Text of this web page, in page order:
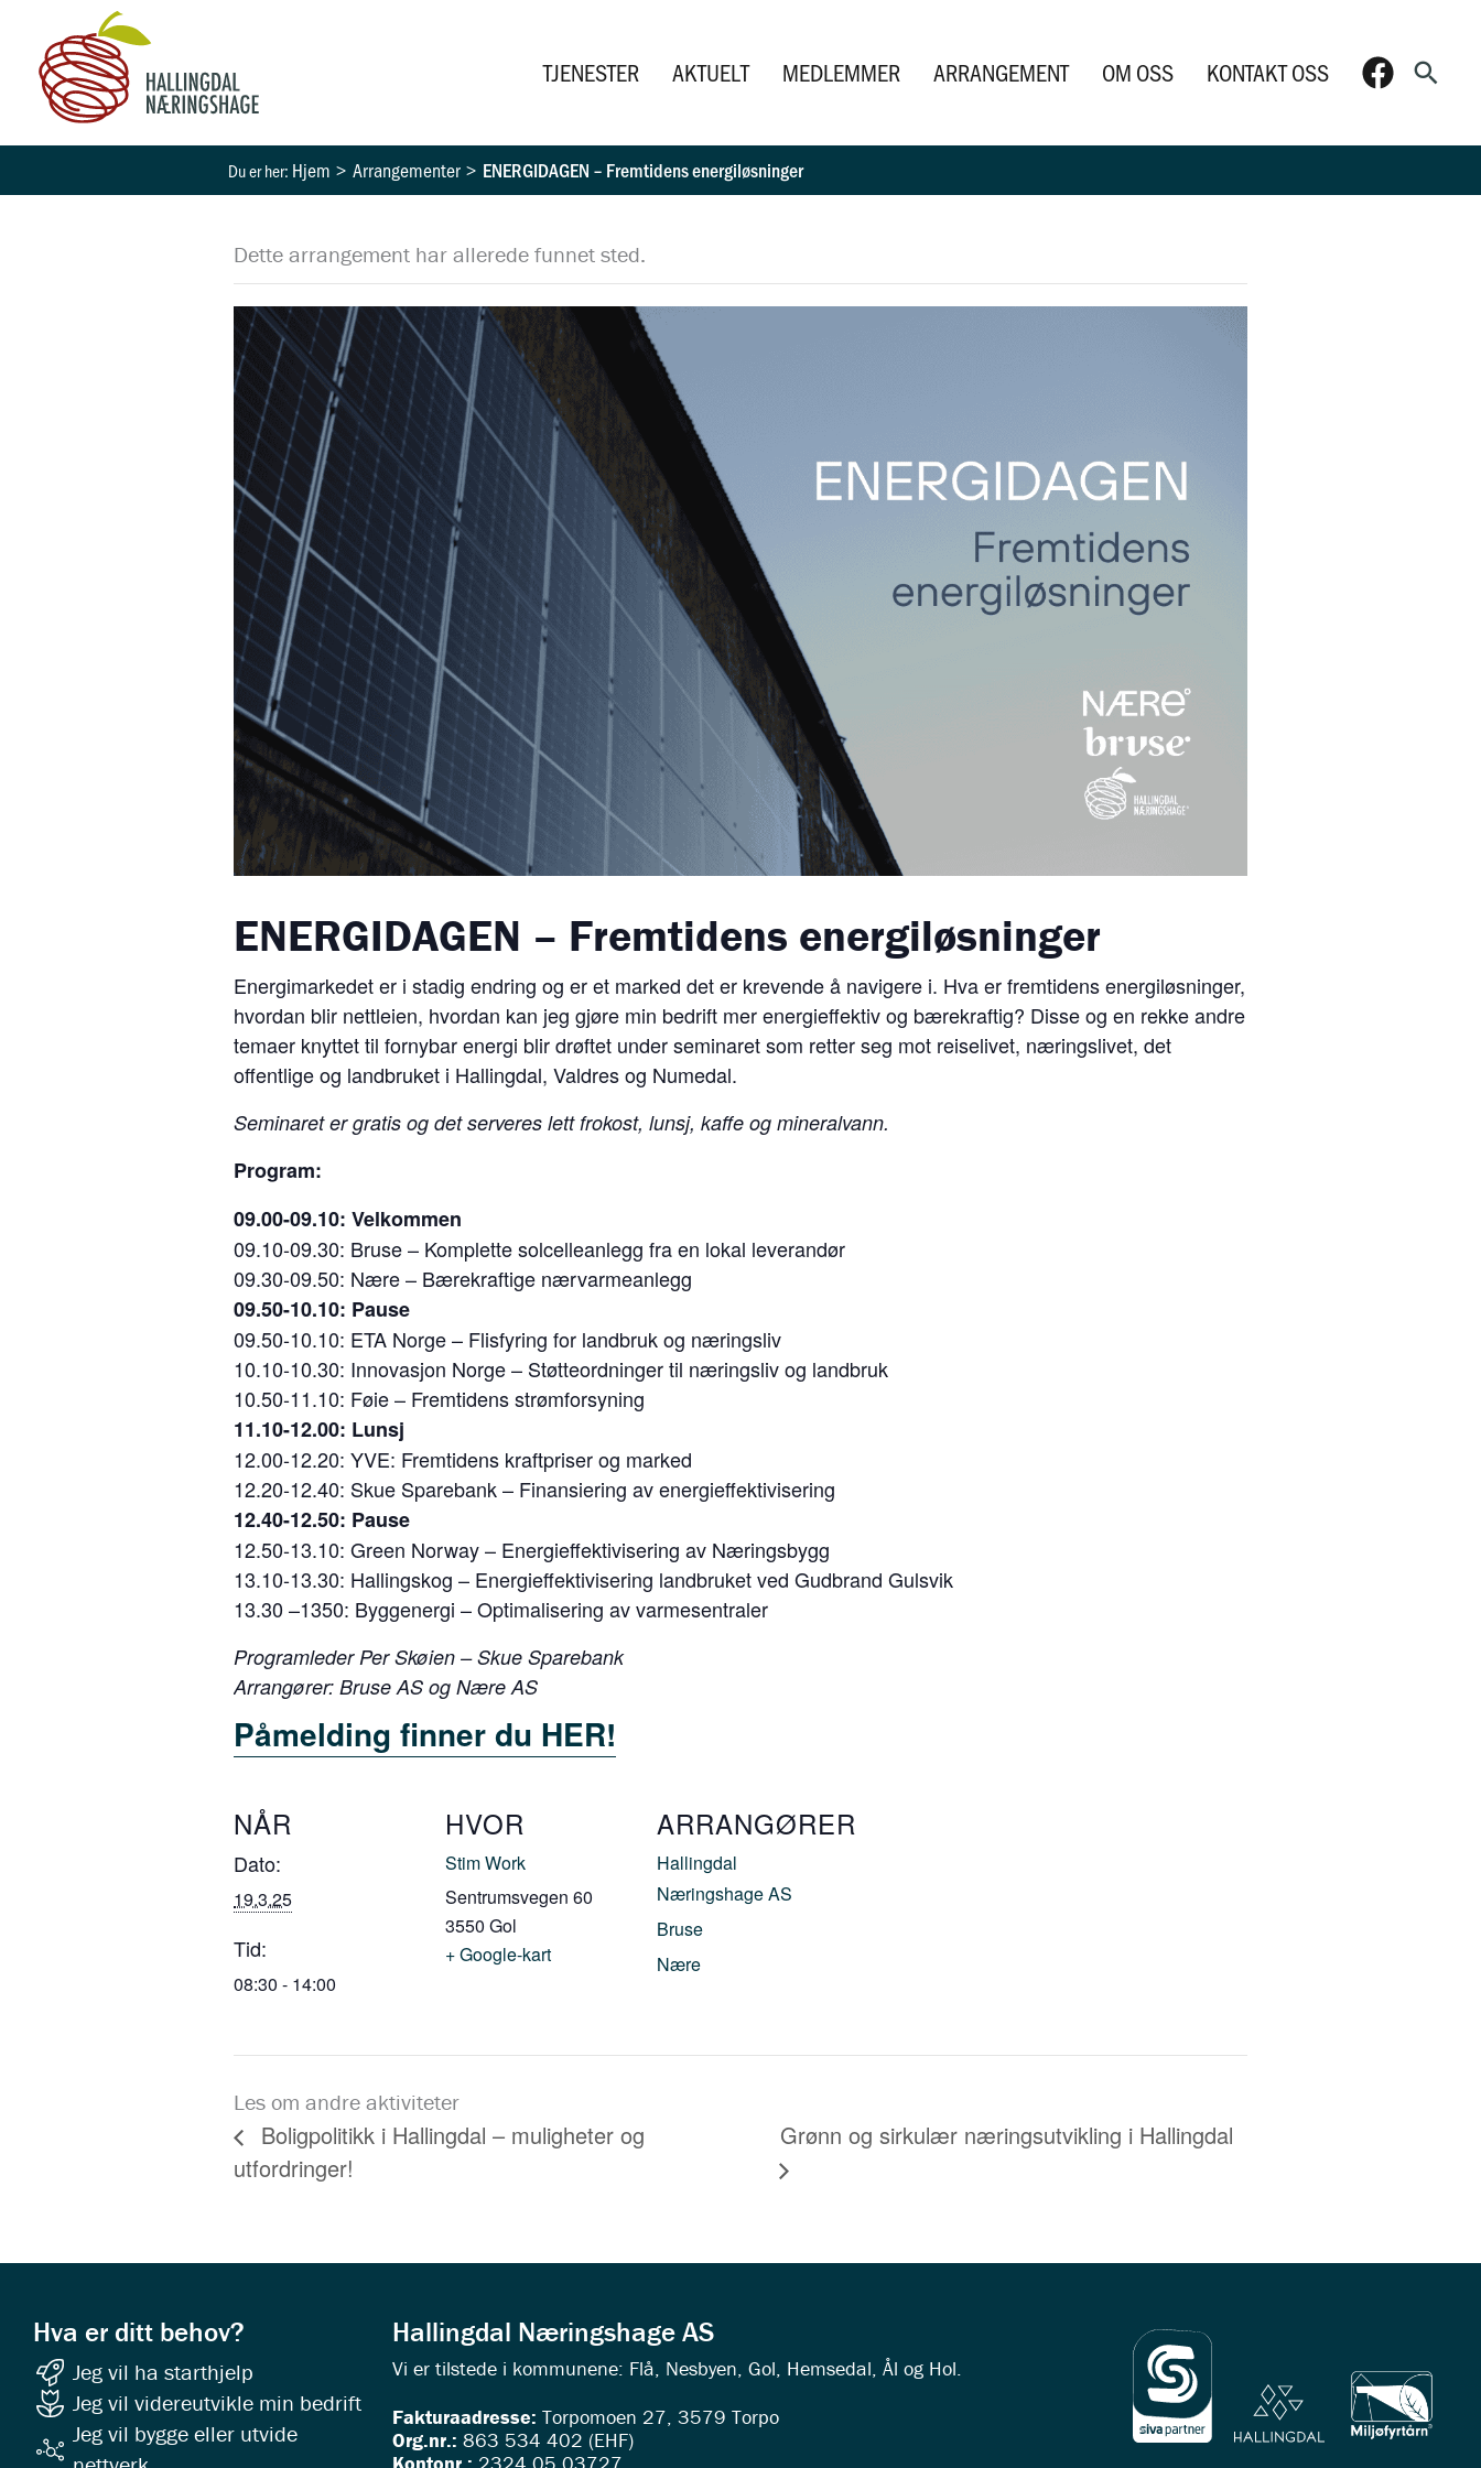
innholdet
TJENESTER AKTUELT MEDLEMMER ARRANGEMENT OM OSS KONTAKT OSS Søk
Hjem Arrangementer ENERGIDAGEN – Fremtidens energiløsninger
Dette arrangement har allerede funnet sted.
ENERGIDAGEN – Fremtidens energiløsninger
Energimarkedet er i stadig endring og er et marked det er krevende å navigere i. Hva er fremtidens energiløsninger,
hvordan blir nettleien, hvordan kan jeg gjøre min bedrift mer energieffektiv og bærekraftig? Disse og en rekke andre
temaer knyttet til fornybar energi blir drøftet under seminaret som retter seg mot reiselivet, næringslivet, det
offentlige og landbruket i Hallingdal, Valdres og Numedal.
Seminaret er gratis og det serveres lett frokost, lunsj, kaffe og mineralvann.
Program:
09.00-09.10: Velkommen
09.10-09.30: Bruse – Komplette solcelleanlegg fra en lokal leverandør
09.30-09.50: Nære – Bærekraftige nærvarmeanlegg
09.50-10.10: Pause
09.50-10.10: ETA Norge – Flisfyring for landbruk og næringsliv
10.10-10.30: Innovasjon Norge – Støtteordninger til næringsliv og landbruk
10.50-11.10: Føie – Fremtidens strømforsyning
11.10-12.00: Lunsj
12.00-12.20: YVE: Fremtidens kraftpriser og marked
12.20-12.40: Skue Sparebank – Finansiering av energieffektivisering
12.40-12.50: Pause
12.50-13.10: Green Norway – Energieffektivisering av Næringsbygg
13.10-13.30: Hallingskog – Energieffektivisering landbruket ved Gudbrand Gulsvik
13.30 –1350: Byggenergi – Optimalisering av varmesentraler
Programleder Per Skøien – Skue Sparebank
Arrangører: Bruse AS og Nære AS
Påmelding finner du HER!
NÅR
Dato:
19.3.25
Tid:
08:30 - 14:00
HVOR
Stim Work
Sentrumsvegen 60
3550 Gol
+ Google-kart
ARRANGØRER
Hallingdal
Næringshage AS
Bruse
Nære
Les om andre aktiviteter
Boligpolitikk i Hallingdal – muligheter og
utfordringer!
Grønn og sirkulær næringsutvikling i Hallingdal
Hva er ditt behov?
Jeg vil ha starthjelp
Jeg vil videreutvikle min bedrift
Jeg vil bygge eller utvide
Hallingdal Næringshage AS
Vi er tilstede i kommunene: Flå, Nesbyen, Gol, Hemsedal, Ål og Hol.
Fakturaadresse: Torpomoen 27, 3579 Torpo
Org.nr.: 863 534 402 (EHF)
Kontonr.: 2324.05.03727